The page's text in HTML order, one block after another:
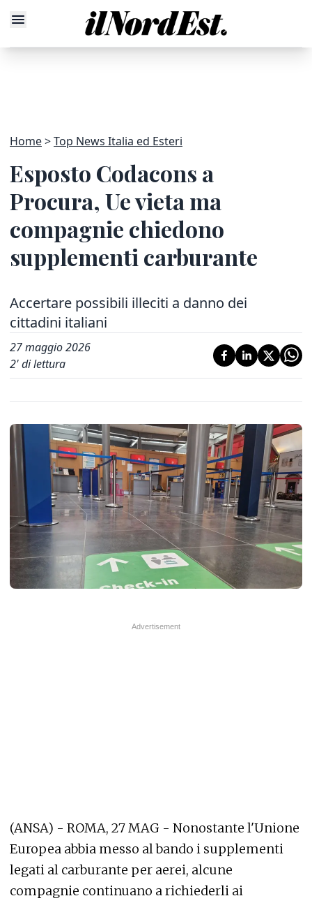
Home Top News Italia ed Esteri
Esposto Codacons a
Procura, Ue vieta ma
compagnie chiedono
supplementi carburante
Accertare possibili illeciti a danno dei
cittadini italiani
27 maggio 2026
2' di lettura
(ANSA) - ROMA, 27 MAG - Nonostante l'Unione
Europea abbia messo al bando i supplementi
legati al carburante per aerei, alcune
compagnie continuano a richiederli ai